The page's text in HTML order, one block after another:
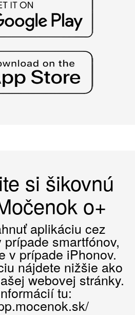
si šikovnú
o+
aplikáciu cez
smartfónov,
v prípade iPhonov.
nájdete nižšie ako
webovej stránky.
tu: